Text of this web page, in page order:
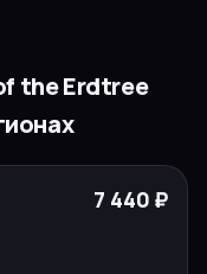
the Erdtree
7 440 ₽